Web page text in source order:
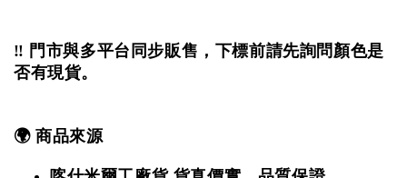
‼️ 門市與多平台同步販售，下標前請先詢問顏色是
否有現貨。
🌍 商品來源